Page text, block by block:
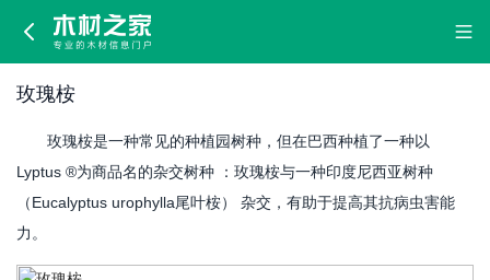
玫
瑰
玫瑰桉
玫瑰桉是一种常见的种植园树种，但在巴西种植了一种以
Lyptus ®为商品名的杂交树种 ：玫瑰桉与一种印度尼西亚树种
（Eucalyptus urophylla尾叶桉） 杂交，有助于提高其抗病虫害能
力。